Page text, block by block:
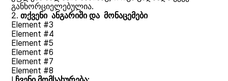
განხორციელებულია.
2.თქვენი ანგარიში და მონაცემები
Element #3
Element #4
Element #5
Element #6
Element #7
Element #8